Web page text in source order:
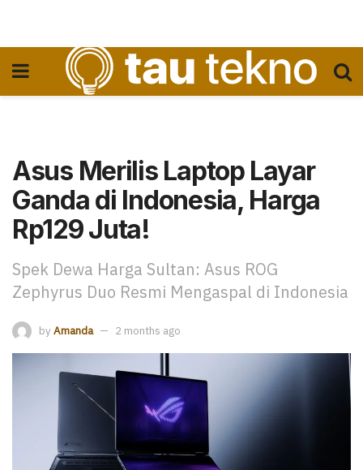
Asus Merilis Laptop Layar
Ganda di Indonesia, Harga
Rp129 Juta!
Spek Dewa Harga Sultan: Asus ROG
Zephyrus Duo Resmi Mengaspal di Indonesia
by Amanda 2 months ago